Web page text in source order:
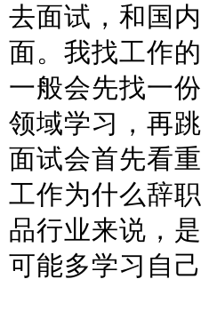
去面试，和国
面。我找工作
一般会先找一
领域学习，再
面试会首先看
工作为什么辞
品行业来说，
可能多学习自